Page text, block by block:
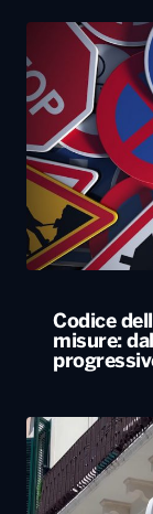
Codice
misure: